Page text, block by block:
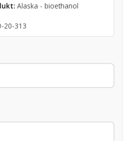
Alaska - bioethanol
20-313